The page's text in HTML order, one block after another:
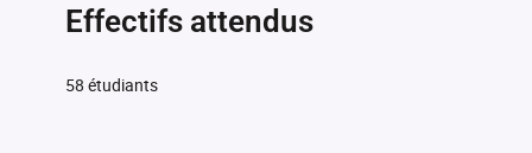
Effectifs attendus
58 étudiants